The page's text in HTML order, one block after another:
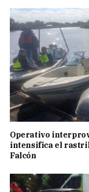
Operativo
intensifica el
Falcón